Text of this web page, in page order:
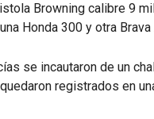
Browning calibre 9
Honda 300 y otra
se incautaron de un
registrados en